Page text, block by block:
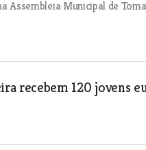
Assembleia Municipal de
recebem 120 jovens